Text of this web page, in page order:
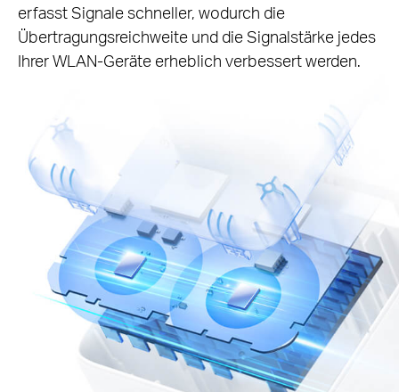
erfasst Signale schneller, wodurch die
Übertragungsreichweite und die Signalstärke jedes
Ihrer WLAN-Geräte erheblich verbessert werden.